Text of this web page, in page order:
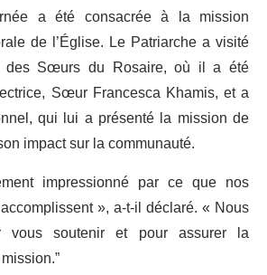
a été consacrée à la mission
de l’Église. Le Patriarche a visité
des Sœurs du Rosaire, où il a été
Sœur Francesca Khamis, et a
qui lui a présenté la mission de
impact sur la communauté.
impressionné par ce que nos
», a-t-il déclaré. « Nous
vous soutenir et pour assurer la